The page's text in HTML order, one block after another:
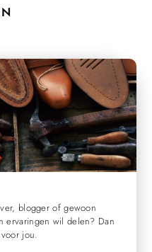
blogger of gewoon
ervaringen wil delen? Dan
jou.